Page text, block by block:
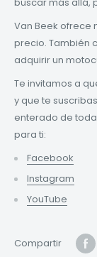
Van Beek ofrece
precio. También
adquirir un
Te invitamos a
y que te
enterado de
para ti:
Facebook
Instagram
YouTube
Compartir